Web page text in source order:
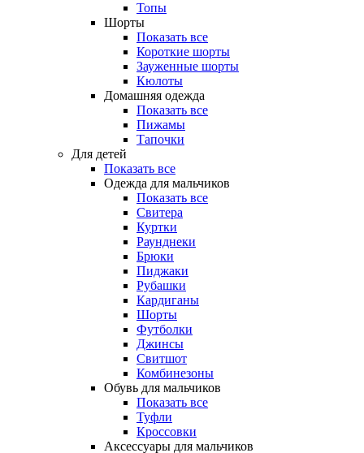
Топы
Шорты
Показать все
Короткие шорты
Зауженные шорты
Кюлоты
Домашняя одежда
Показать все
Пижамы
Тапочки
Для детей
Показать все
Одежда для мальчиков
Показать все
Свитера
Куртки
Раунднеки
Брюки
Пиджаки
Рубашки
Кардиганы
Шорты
Футболки
Джинсы
Свитшот
Комбинезоны
Обувь для мальчиков
Показать все
Туфли
Кроссовки
Аксессуары для мальчиков